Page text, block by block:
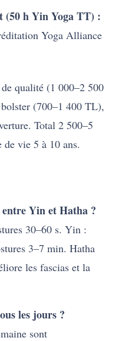
(50 h Yin Yoga TT) :
Yoga Alliance
qualité (1 000–2 500
(700–1 400 TL),
Total 2 500–5
vie 5 à 10 ans.
Yin et Hatha ?
30–60 s. Yin :
3–7 min. Hatha
les fascias et la
les jours ?
sont